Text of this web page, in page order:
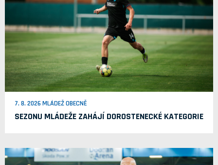
7. 8. 2026 MLÁDEŽ OBECNĚ
SEZONU MLÁDEŽE ZAHÁJÍ DOROSTENECKÉ KATEGORIE